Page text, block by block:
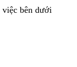
việc bên dưới